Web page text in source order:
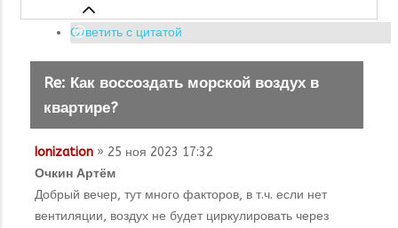
Ответить с цитатой
Re: Как воссоздать морской воздух в
квартире?
Ionization » 25 ноя 2023 17:32
Очкин Артём
Добрый вечер, тут много факторов, в т.ч. если нет
вентиляции, воздух не будет циркулировать через